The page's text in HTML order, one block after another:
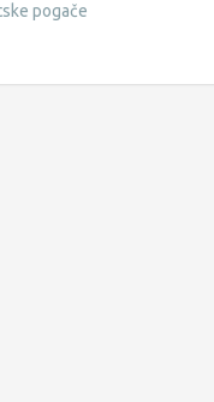
pogače